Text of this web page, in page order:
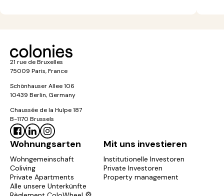
21 rue de Bruxelles
75009 Paris, France
Schönhauser Allee 106
10439 Berlin, Germany
Chaussée de la Hulpe 187
B-1170 Brussels
Wohnungsarten
Wohngemeinschaft
Coliving
Private Apartments
Alle unsere Unterkünfte
Mit uns investieren
Institutionelle Investoren
Private Investoren
Property management